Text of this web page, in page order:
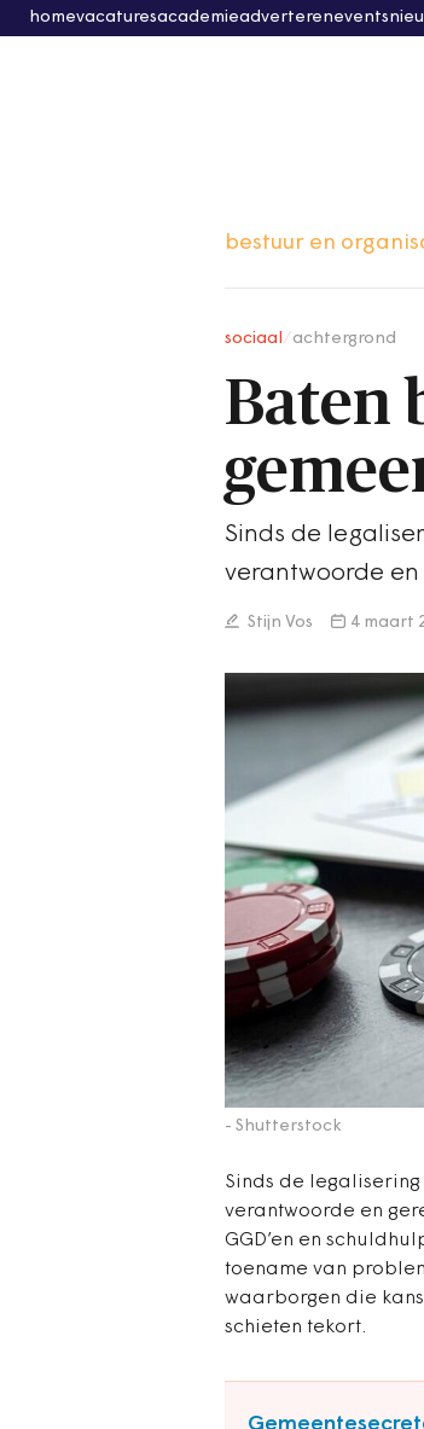
homevacaturesacademieadverterenevents
bestuur en
sociaal achtergrond
Baten
Sinds de
verantwoorde
Stijn Vos 4 maart
- Shutterstock
Sinds de
verantwoorde en
GGD’en en
toename van
waarborgen die
schieten tekort.